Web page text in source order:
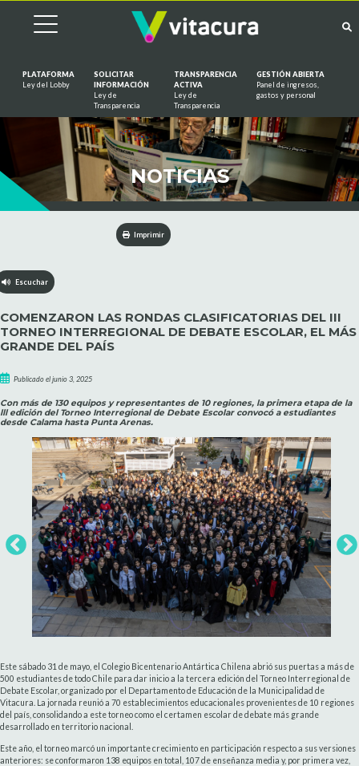
PLATAFORMA
Ley del Lobby
SOLICITAR
INFORMACIÓN
Ley de
Transparencia
TRANSPARENCIA
ACTIVA
Ley de
Transparencia
GESTIÓN ABIERTA
Panel de ingresos,
gastos y personal
NOTICIAS
Imprimir
Escuchar
COMENZARON LAS RONDAS CLASIFICATORIAS DEL III
TORNEO INTERREGIONAL DE DEBATE ESCOLAR, EL MÁS
GRANDE DEL PAÍS
Publicado el junio 3, 2025
Con más de 130 equipos y representantes de 10 regiones, la primera etapa de la
lll edición del Torneo Interregional de Debate Escolar convocó a estudiantes
desde Calama hasta Punta Arenas.
Este sábado 31 de mayo, el Colegio Bicentenario Antártica Chilena abrió sus puertas a más de
500 estudiantes de todo Chile para dar inicio a la tercera edición del Torneo Interregional de
Debate Escolar, organizado por el Departamento de Educación de la Municipalidad de
Vitacura. La jornada reunió a 70 establecimientos educacionales provenientes de 10 regiones
del país, consolidando a este torneo como el certamen escolar de debate más grande
desarrollado en territorio nacional.
Este año, el torneo marcó un importante crecimiento en participación respecto a sus versiones
anteriores: se conformaron 138 equipos en total, 107 de enseñanza media y, por primera vez,